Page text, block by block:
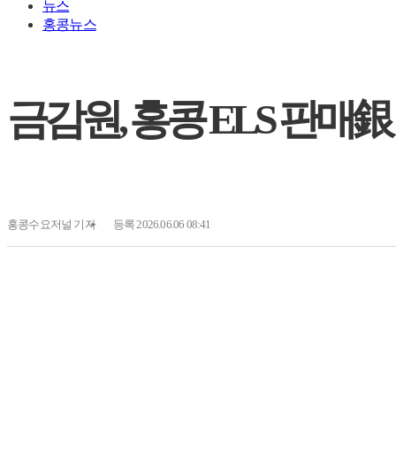
뉴스
홍콩뉴스
금감원, 홍콩 ELS 판매
홍콩수요저널 기자 등록 2026.06.06 08:41